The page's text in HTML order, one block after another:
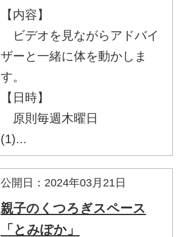
【内容】
ビデオを見ながらアドバイ
ザーと一緒に体を動かしま
す。
【日時】
原則毎週木曜日
(1)...
公開日：2024年03月21日
親子のくつろぎスペース
「とみぽか」